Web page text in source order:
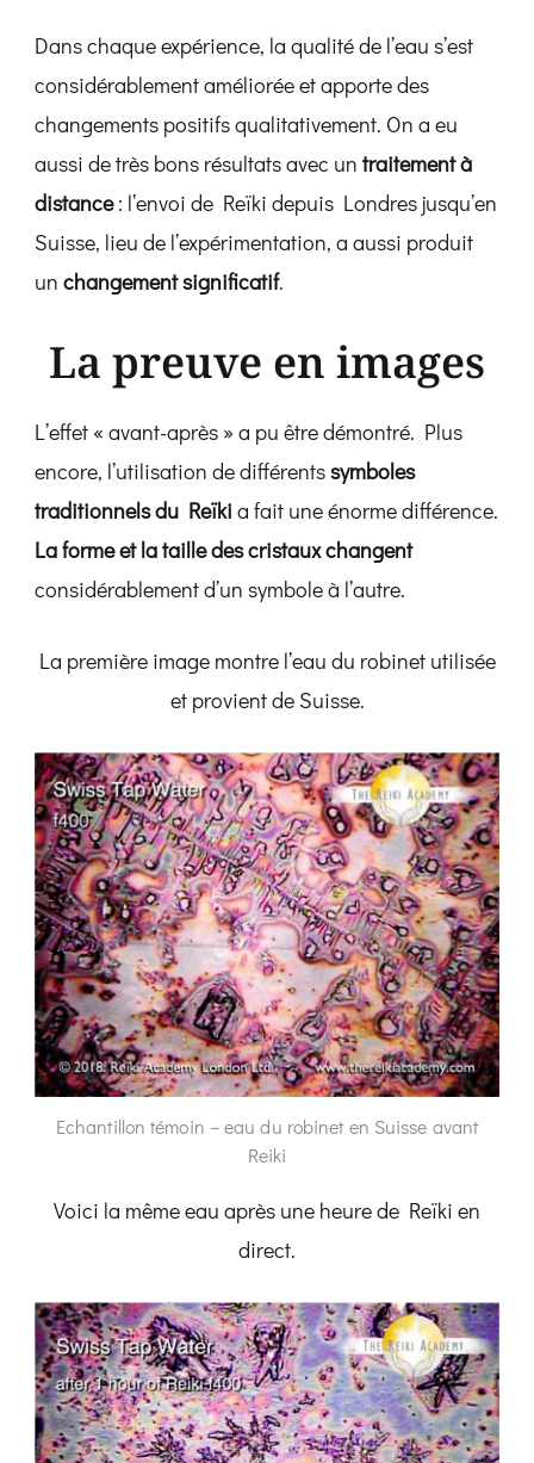
Dans chaque expérience, la qualité de l’eau s’est
considérablement améliorée et apporte des
changements positifs qualitativement. On a eu
aussi de très bons résultats avec un traitement à
distance: l’envoi de Reïki depuis Londres jusqu’en
Suisse, lieu de l’expérimentation, a aussi produit
un changement significatif.
La preuve en images
L’effet « avant-après » a pu être démontré. Plus
encore, l’utilisation de différentssymboles
traditionnels du Reïki a fait une énorme différence.
La forme et la taille des cristaux changent
considérablement d’un symbole à l’autre.
La première image montre l’eau du robinet utilisée
et provient de Suisse.
Echantillon témoin – eau du robinet en Suisse avant
Reiki
Voici la même eau après une heure de Reïki en
direct.